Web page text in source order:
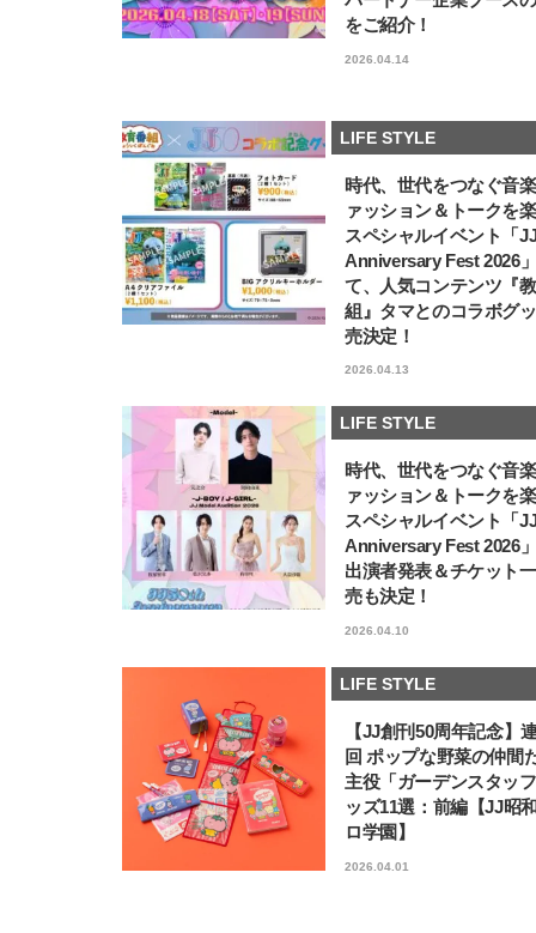
をご紹介！
2026.04.14
LIFE STYLE
時代、世代をつなぐ音
ァッション＆トークを
スペシャルイベント「
Anniversary Fest 2026
て、人気コンテンツ『
組』タマとのコラボグ
売決定！
2026.04.13
LIFE STYLE
時代、世代をつなぐ音
ァッション＆トークを
スペシャルイベント「
Anniversary Fest 2026
出演者発表＆チケット
売も決定！
2026.04.10
LIFE STYLE
【JJ創刊50周年記念】
回 ポップな野菜の仲間
主役「ガーデンスタッ
ッズ11選：前編【JJ昭
ロ学園】
2026.04.01